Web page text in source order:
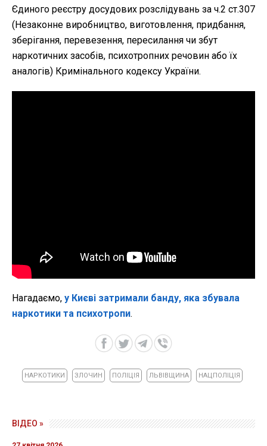
Єдиного реєстру досудових розслідувань за ч.2 ст.307
(Незаконне виробництво, виготовлення, придбання,
зберігання, перевезення, пересилання чи збут
наркотичних засобів, психотропних речовин або їх
аналогів) Кримінального кодексу України.
Нагадаємо, у Києві затримали банду, яка збувала
наркотики та психотропи.
НАРКОТИКИ ЗЛОЧИН ПОЛІЦІЯ ЛЬВІВЩИНА НАЦПОЛІЦІЯ
ВІДЕО »